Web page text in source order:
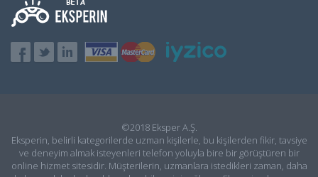
©2018 Eksper A.Ş.
Eksperin, belirli kategorilerde uzman kişilerle, bu kişilerden fikir, tavsiye
ve deneyim almak isteyenleri telefon yoluyla bire bir görüştüren bir
online hizmet sitesidir. Müşterilerin, uzmanlara istedikleri zaman, daha